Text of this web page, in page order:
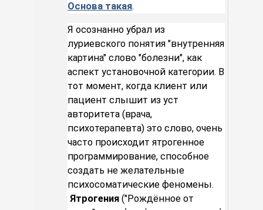
Основа такая.
Я осознанно убрал из
луриевского понятия "внутренняя
картина" слово "болезни", как
аспект установочной категории. В
тот момент, когда клиент или
пациент слышит из уст
авторитета (врача,
психотерапевта) это слово, очень
часто происходит ятрогенное
программирование, способное
создать не желательные
психосоматические феномены.
Ятрогения ("Рождённое от